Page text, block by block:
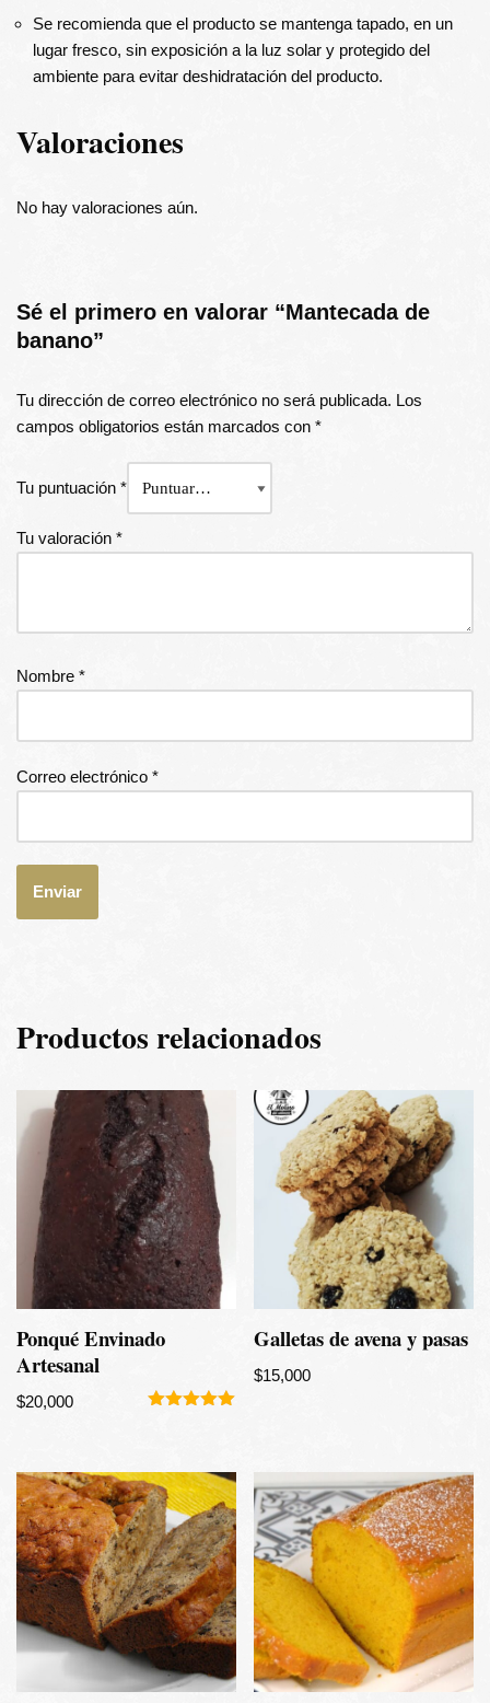
Se recomienda que el producto se mantenga tapado, en un
lugar fresco, sin exposición a la luz solar y protegido del
ambiente para evitar deshidratación del producto.
Valoraciones
No hay valoraciones aún.
Sé el primero en valorar “Mantecada de
banano”
Tu dirección de correo electrónico no será publicada. Los
campos obligatorios están marcados con *
Tu puntuación *
Tu valoración *
Nombre *
Correo electrónico *
Productos relacionados
Ponqué Envinado
Artesanal
$20,000
Galletas de avena y pasas
$15,000